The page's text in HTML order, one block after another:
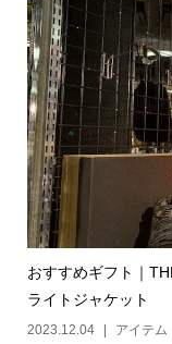
おすすめギフト｜
ライトジャケット
2023.12.04 アイテム